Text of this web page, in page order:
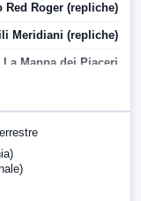
Red Roger (repliche)
Meridiani (repliche)
La Mappa dei Piaceri